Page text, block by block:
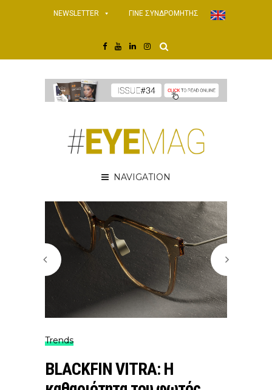
NEWSLETTER ΓΙΝΕ ΣΥΝΔΡΟΜΗΤΗΣ
NAVIGATION
Trends
BLACKFIN VITRA: Η